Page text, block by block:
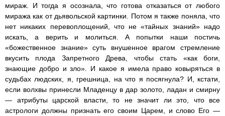
мираж. И тогда я осознала, что готова отказаться от любого
миража как от дьявольской картинки. Потом я также поняла, что
нет никаких перевоплощений, что не «тайных знаний» надо
искать, а верить и молиться. А попытки наши постичь
«божественное знание» суть внушенное врагом стремление
вкусить плода Запретного Древа, чтобы стать «как боги,
знающие добро и зло». И какое я имела право ковыряться в
судьбах людских, я, грешница, на что я посягнула? И, кстати,
если волхвы принесли Младенцу в дар золото, ладан и смирну
— атрибуты царской власти, то не значит ли это, что все
астрологи должны признать его своим Царем, и слово Его —